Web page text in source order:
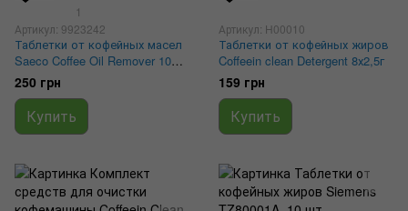
1
Артикул: 9923242
Таблетки от кофейных масел
Saeco Coffee Oil Remover 10
шт, CA6704/99
250 грн
Купить
Артикул: H00010
Таблетки от кофейных жиров
Coffeein clean Detergent 8х2,5г
159 грн
Купить